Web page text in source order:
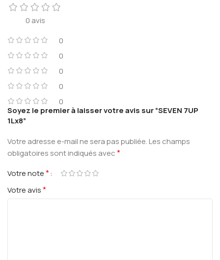
0 avis
0
0
0
0
0
Soyez le premier à laisser votre avis sur “SEVEN 7UP
1Lx8”
Votre adresse e-mail ne sera pas publiée.Les champs
obligatoires sont indiqués avec*
Votre note*
Votre avis*